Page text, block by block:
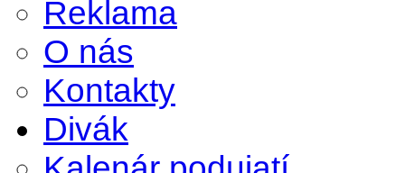
Reklama
O nás
Kontakty
Divák